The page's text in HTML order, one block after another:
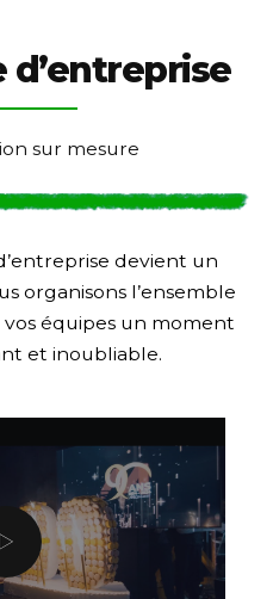
sur mesure
devient un
organisons l’ensemble
équipes un moment
et inoubliable.